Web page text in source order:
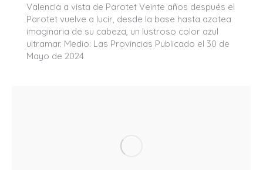
Valencia a vista de Parotet Veinte años después el
Parotet vuelve a lucir, desde la base hasta azotea
imaginaria de su cabeza, un lustroso color azul
ultramar. Medio: Las Provincias Publicado el 30 de
Mayo de 2024